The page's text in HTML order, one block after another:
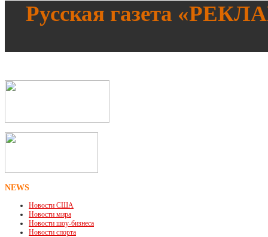
Русская газета «
NEWS
Новости США
Новости мира
Новости шоу-бизнеса
Новости спорта